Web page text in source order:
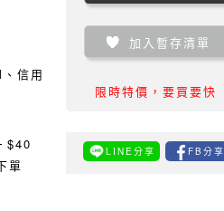
信用
$40
單
加入暫存清單
限時特價，要買要快
LINE分享 FB分享